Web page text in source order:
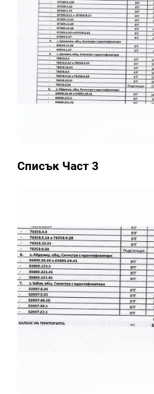
Списък Част 3